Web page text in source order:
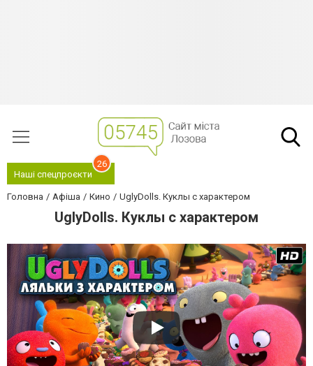
Наші спецпроєкти
26
Головна Афіша Кино UglyDolls. Куклы с характером
UglyDolls. Куклы с характером